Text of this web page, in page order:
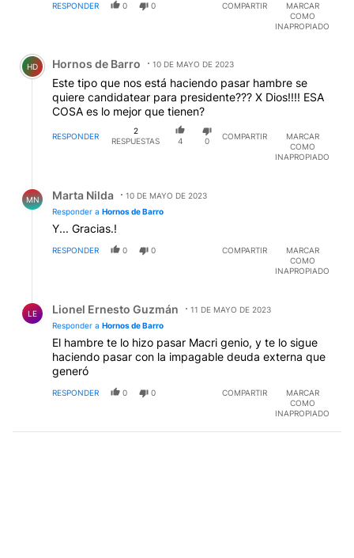
RESPONDER 0 0 COMPARTIR
MARCAR
COMO
INAPROPIADO
Comentario de Hornos de Barro.
HD Hornos de Barro 10 DE MAYO DE 2023
Este tipo que nos está haciendo pasar hambre se
quiere candidatear para presidente??? X Dios!!!! ESA
COSA es lo mejor que tienen?
RESPONDER
2
RESPUESTAS
4 0
COMPARTIR
MARCAR
COMO
INAPROPIADO
MN Marta Nilda
10 DE MAYO DE 2023
Responder a Hornos de Barro
Y... Gracias.!
RESPONDER 0 0 COMPARTIR
MARCAR
COMO
INAPROPIADO
LE Lionel Ernesto Guzmán
11 DE MAYO DE 2023
Responder a Hornos de Barro
El hambre te lo hizo pasar Macri genio, y te lo sigue
haciendo pasar con la impagable deuda externa que
generó
RESPONDER 0 0 COMPARTIR
MARCAR
COMO
INAPROPIADO